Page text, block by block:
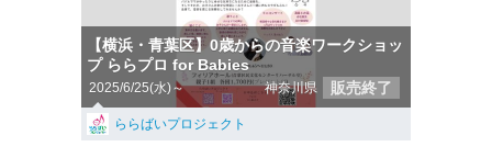
【横浜・青葉区】0歳からの音楽ワークショッ
プ ららプロ for Babies
2025/6/25(水)～ 神奈川県 販売終了
ららばいプロジェクト